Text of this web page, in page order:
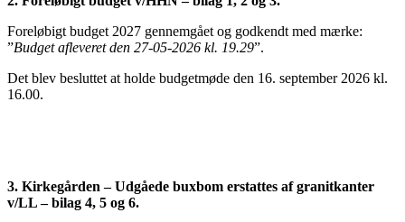
Foreløbigt budget 2027 gennemgået og godkendt med mærke:
”Budget afleveret den 27-05-2026 kl. 19.29”.
Det blev besluttet at holde budgetmøde den 16. september 2026 kl.
16.00.
3. Kirkegården – Udgåede buxbom erstattes af granitkanter
v/LL – bilag 4, 5 og 6.